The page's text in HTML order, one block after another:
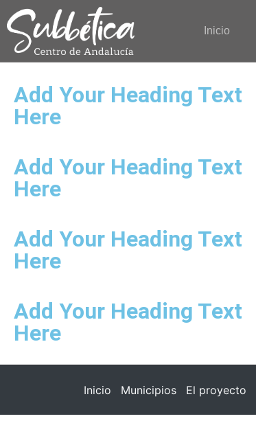
Inicio
Add Your Heading Text
Here
Add Your Heading Text
Here
Add Your Heading Text
Here
Add Your Heading Text
Here
Inicio Municipios El proyecto